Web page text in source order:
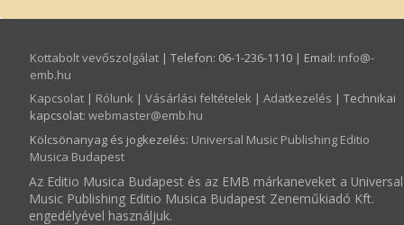
Kottabolt vevőszolgálat | Telefon: 06-1-236-1110 | Email: info­@­
emb.hu
Kapcsolat | Rólunk | Vásárlási feltételek | Adatkezelés | Technikai
kapcsolat: webmaster­@­emb.hu
Kölcsönanyag és jogkezelés: Universal Music Publishing Editio
Musica Budapest
Az Editio Musica Budapest és az EMB márkaneveket a Universal
Music Publishing Editio Musica Budapest Zeneműkiadó Kft.
engedélyével használjuk.